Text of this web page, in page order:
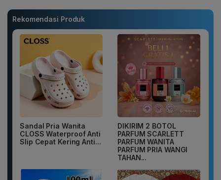
Rekomendasi Produk
Sandal Pria Wanita
CLOSS Waterproof Anti
Slip Cepat Kering Anti...
DIKIRIM 2 BOTOL
PARFUM SCARLETT
PARFUM WANITA
PARFUM PRIA WANGI
TAHAN...